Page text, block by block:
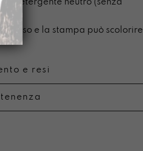
detergente neutro (senza
l’uso e la stampa può scolorire
e resi